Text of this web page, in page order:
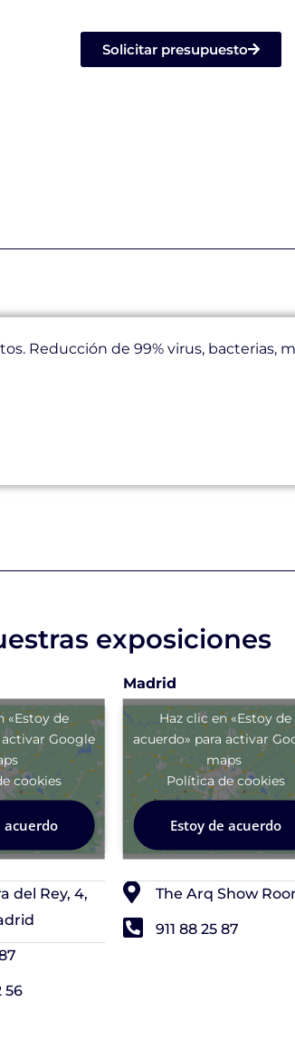
Solicitar presupuesto
Reducción de 99% virus, bacterias,
exposiciones
«Estoy de
Google
cookies
acuerdo
del Rey, 4,
56
Madrid
Haz clic en «Estoy de
acuerdo» para activar
maps
Política de cookies
Estoy de acuerdo
The Arq Show
911 88 25 87